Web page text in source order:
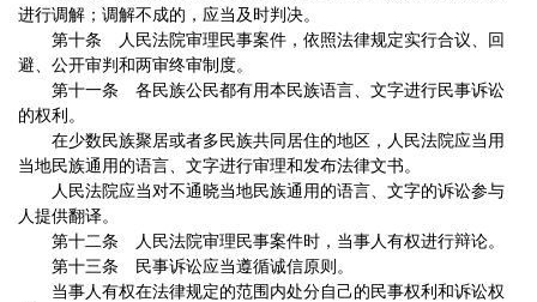
进行调解；调解不成的，应当及时判决。
第十条 人民法院审理民事案件，依照法律规定实行合议、回
避、公开审判和两审终审制度。
第十一条 各民族公民都有用本民族语言、文字进行民事诉讼
的权利。
在少数民族聚居或者多民族共同居住的地区，人民法院应当用
当地民族通用的语言、文字进行审理和发布法律文书。
人民法院应当对不通晓当地民族通用的语言、文字的诉讼参与
人提供翻译。
第十二条 人民法院审理民事案件时，当事人有权进行辩论。
第十三条 民事诉讼应当遵循诚信原则。
当事人有权在法律规定的范围内处分自己的民事权利和诉讼权